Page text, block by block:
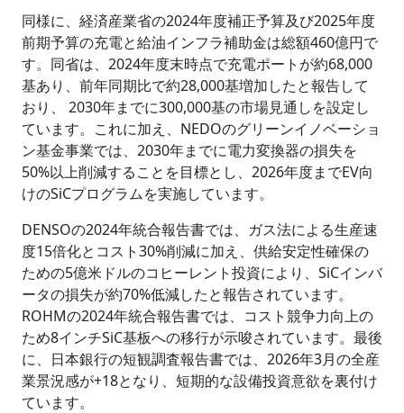
同様に、経済産業省の2024年度補正予算及び2025年度
前期予算の充電と給油インフラ補助金は総額460億円で
す。同省は、2024年度末時点で充電ポートが約68,000
基あり、前年同期比で約28,000基増加したと報告して
おり、 2030年までに300,000基の市場見通しを設定し
ています。これに加え、NEDOのグリーンイノベーショ
ン基金事業では、2030年までに電力変換器の損失を
50%以上削減することを目標とし、2026年度までEV向
けのSiCプログラムを実施しています。
DENSOの2024年統合報告書では、ガス法による生産速
度15倍化とコスト30%削減に加え、供給安定性確保の
ための5億米ドルのコヒーレント投資により、SiCインバ
ータの損失が約70%低減したと報告されています。
ROHMの2024年統合報告書では、コスト競争力向上の
ため8インチSiC基板への移行が示唆されています。最後
に、日本銀行の短観調査報告書では、2026年3月の全産
業景況感が+18となり、短期的な設備投資意欲を裏付け
ています。